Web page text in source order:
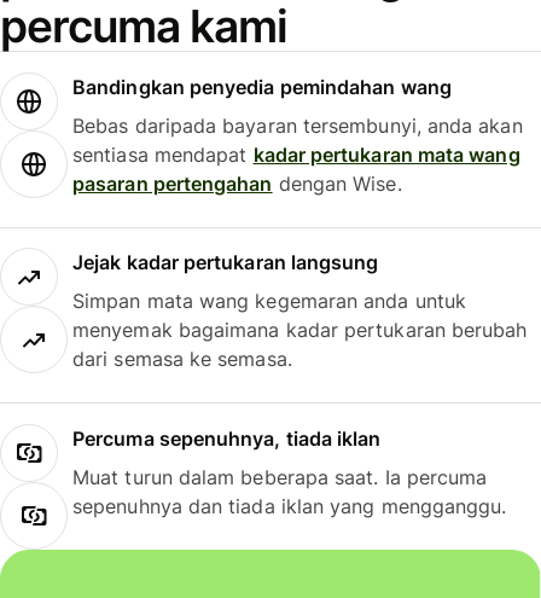
percuma kami
Bandingkan penyedia pemindahan wang
Bebas daripada bayaran tersembunyi, anda akan
sentiasa mendapat kadar pertukaran mata wang
pasaran pertengahan dengan Wise.
Jejak kadar pertukaran langsung
Simpan mata wang kegemaran anda untuk
menyemak bagaimana kadar pertukaran berubah
dari semasa ke semasa.
Percuma sepenuhnya, tiada iklan
Muat turun dalam beberapa saat. Ia percuma
sepenuhnya dan tiada iklan yang mengganggu.